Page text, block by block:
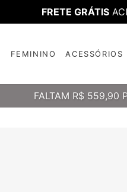
FRETE GRÁTIS
FEMININO ACESSÓRIOS
FALTAM R$ 559,90